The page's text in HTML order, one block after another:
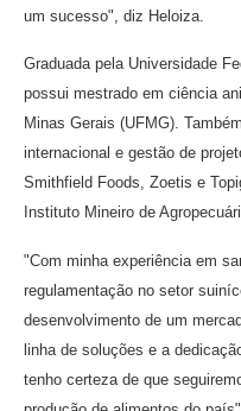
um sucesso", diz Heloiza.
Graduada pela Universidade
possui mestrado em ciência
Minas Gerais (UFMG).
internacional e gestão de
Smithfield Foods, Zoetis e
Instituto Mineiro de
"Com minha experiência em
regulamentação no setor
desenvolvimento de um
linha de soluções e a
tenho certeza de que